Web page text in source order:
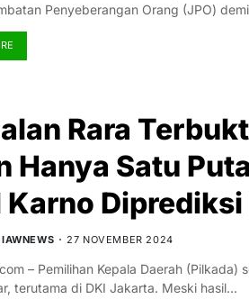
Penyeberangan Orang (JPO)
Rara
Hanya Satu
Karno
27 NOVEMBER 2024
– Pemilihan Kepala Daerah
terutama di DKI Jakarta. Meski hasil…